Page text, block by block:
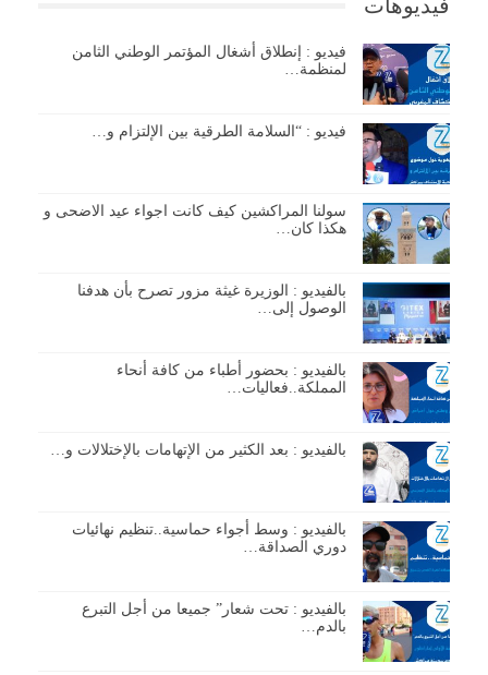
فيديوهات
فيديو : إنطلاق أشغال المؤتمر الوطني الثامن
لمنظمة…
فيديو : “السلامة الطرقية بين الإلتزام و…
سولنا المراكشين كيف كانت اجواء عيد الاضحى و
هكذا كان…
بالفيديو : الوزيرة غيثة مزور تصرح بأن هدفنا
الوصول إلى…
بالفيديو : بحضور أطباء من كافة أنحاء
المملكة..فعاليات…
بالفيديو : بعد الكثير من الإتهامات بالإختلالات و…
بالفيديو : وسط أجواء حماسية..تنظيم نهائيات
دوري الصداقة…
بالفيديو : تحت شعار” جميعا من أجل التبرع
بالدم…